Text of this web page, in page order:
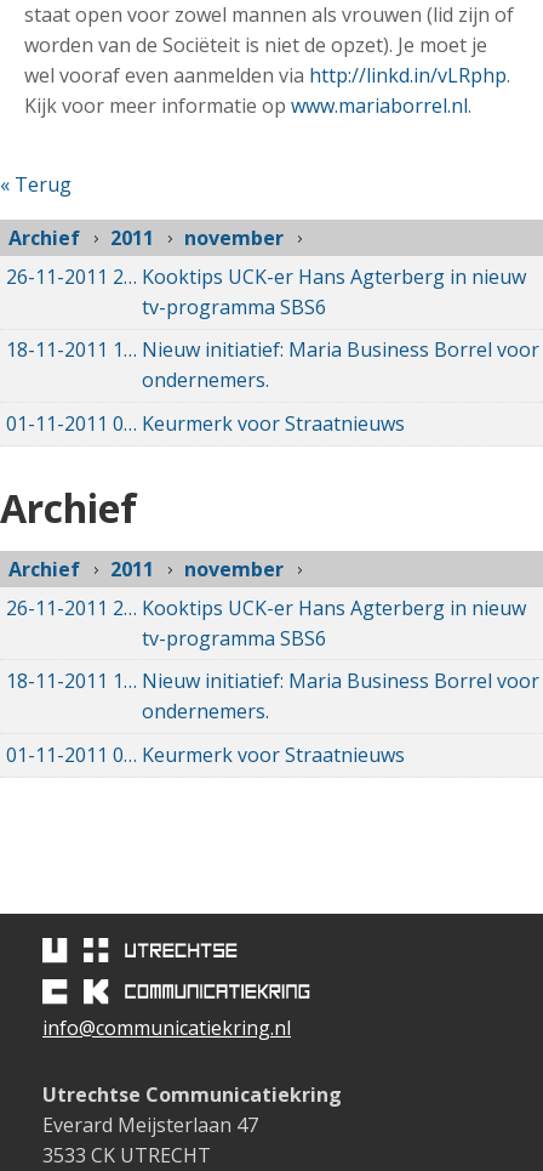
staat open voor zowel mannen als vrouwen (lid zijn of
worden van de Sociëteit is niet de opzet). Je moet je
wel vooraf even aanmelden via http://linkd.in/vLRphp.
Kijk voor meer informatie op www.mariaborrel.nl.
« Terug
Archief
2011
november
26-11-2011 26-11-2011 00:00
Kooktips UCK-er Hans Agterberg in nieuw
tv-programma SBS6
18-11-2011 18-11-2011 00:00
Nieuw initiatief: Maria Business Borrel voor
ondernemers.
01-11-2011 01-11-2011 00:00 Keurmerk voor Straatnieuws
Archief
Archief 2011
november
26-11-2011 26-11-2011 00:00
Kooktips UCK-er Hans Agterberg in nieuw
tv-programma SBS6
18-11-2011 18-11-2011 00:00
Nieuw initiatief: Maria Business Borrel voor
ondernemers.
01-11-2011 01-11-2011 00:00 Keurmerk voor Straatnieuws
info@communicatiekring.nl
Utrechtse Communicatiekring
Everard Meijsterlaan 47
3533 CK UTRECHT